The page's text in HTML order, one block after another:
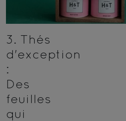
3. Thés
d'exception
:
Des
feuilles
qui